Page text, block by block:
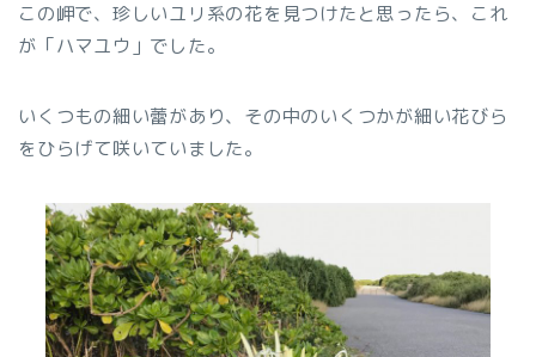
この岬で、珍しいユリ系の花を見つけたと思ったら、これ
が「ハマユウ」でした。
いくつもの細い蕾があり、その中のいくつかが細い花びら
をひらげて咲いていました。